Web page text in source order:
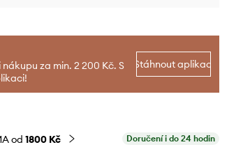
za min. 2 200 Kč. S
Stáhnout aplikaci
od 1800 Kč Doručení i do 24 hodin